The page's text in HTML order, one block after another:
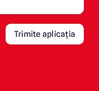
Trimite aplicația